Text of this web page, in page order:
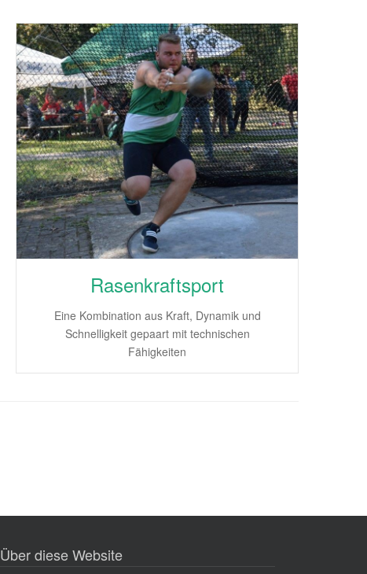
Rasenkraftsport
Eine Kombination aus Kraft, Dynamik und
Schnelligkeit gepaart mit technischen
Fähigkeiten
Über diese Website